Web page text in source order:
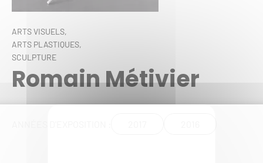
ARTS VISUELS,
ARTS PLASTIQUES,
SCULPTURE
Romain Métivier